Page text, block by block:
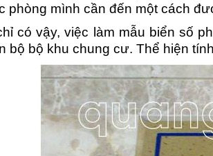
phòng mình cần đến một cách
có vậy, việc làm mẫu biển số
bộ bộ khu chung cư. Thể hiện